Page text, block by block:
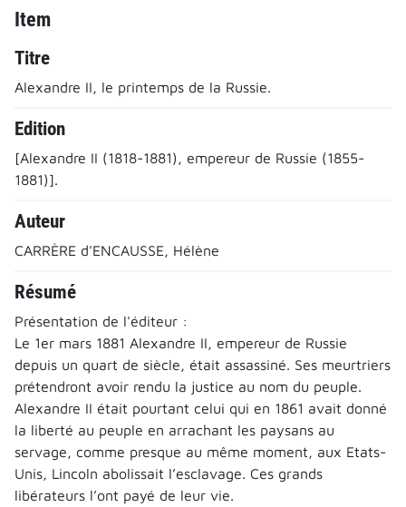
Item
Titre
Alexandre II, le printemps de la Russie.
Edition
[Alexandre II (1818-1881), empereur de Russie (1855-
1881)].
Auteur
CARRÈRE d'ENCAUSSE, Hélène
Résumé
Présentation de l'éditeur :
Le 1er mars 1881 Alexandre II, empereur de Russie
depuis un quart de siècle, était assassiné. Ses meurtriers
prétendront avoir rendu la justice au nom du peuple.
Alexandre II était pourtant celui qui en 1861 avait donné
la liberté au peuple en arrachant les paysans au
servage, comme presque au même moment, aux Etats-
Unis, Lincoln abolissait l’esclavage. Ces grands
libérateurs l’ont payé de leur vie.